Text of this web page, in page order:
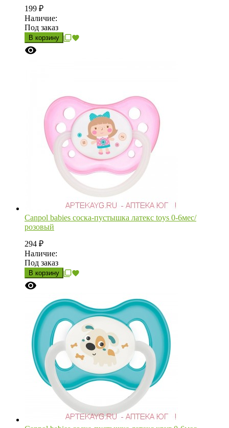
199 ₽
Наличие:
Под заказ
В корзину
Canpol babies соска-пустышка латекс toys 0-6мес/
розовый
294 ₽
Наличие:
Под заказ
В корзину